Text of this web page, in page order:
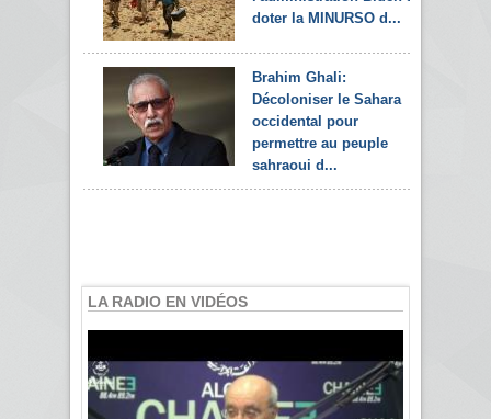
doter la MINURSO d...
Brahim Ghali:
Décoloniser le Sahara
occidental pour
permettre au peuple
sahraoui d...
LA RADIO EN VIDÉOS